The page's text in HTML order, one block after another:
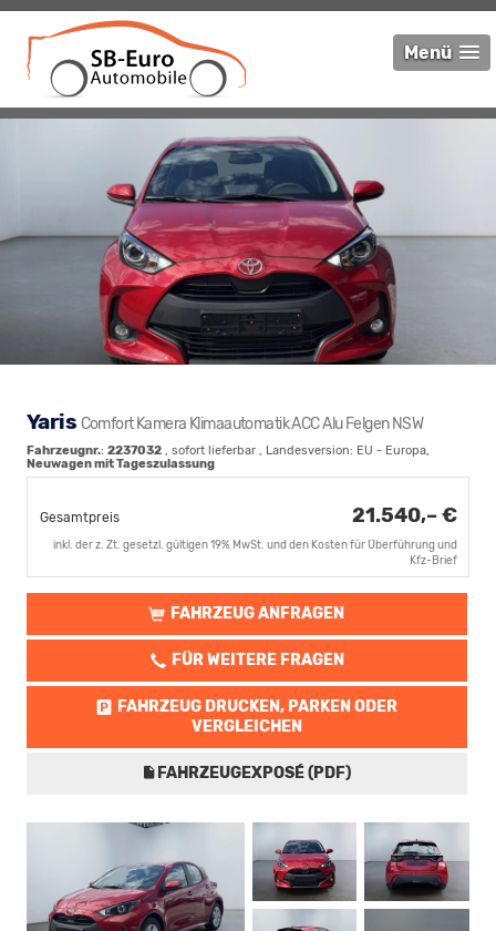
Menü
Yaris Comfort Kamera Klimaautomatik ACC Alu Felgen NSW
Fahrzeugnr.: 2237032 , sofort lieferbar , Landesversion: EU - Europa,
Neuwagen mit Tageszulassung
Gesamtpreis 21.540,– €
inkl. der z. Zt. gesetzl. gültigen 19% MwSt. und den Kosten für Überführung und
Kfz-Brief
FAHRZEUG ANFRAGEN
FÜR WEITERE FRAGEN
FAHRZEUG DRUCKEN, PARKEN ODER
VERGLEICHEN
FAHRZEUGEXPOSÉ (PDF)